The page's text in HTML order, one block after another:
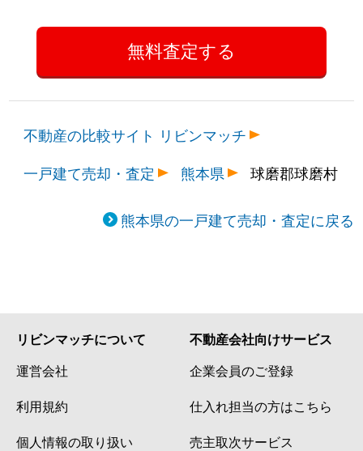
不動産の比較サイト リビンマッチ
一戸建て売却・査定
熊本県 球磨郡球磨村
熊本県の一戸建て売却・査定に戻る
リビンマッチについて
運営会社
利用規約
個人情報の取り扱い
不動産会社向けサービス
企業会員のご登録
仕入れ担当の方はこちら
売主取次サービス